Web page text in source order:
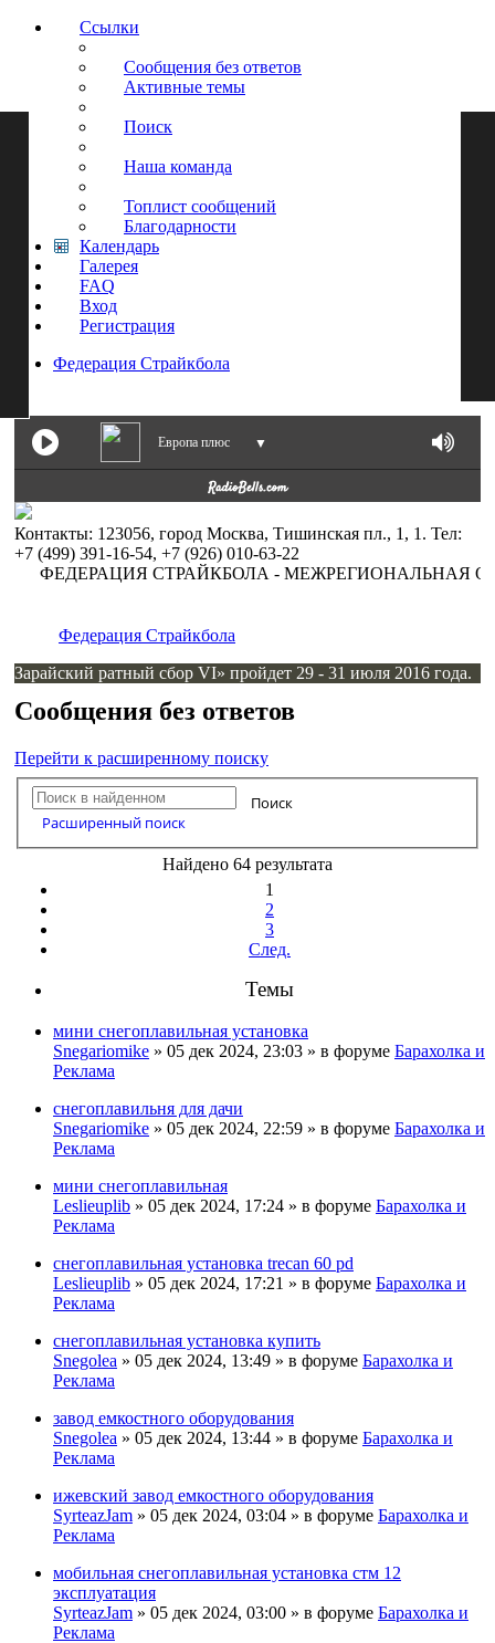
Ссылки
Сообщения без ответов
Активные темы
Поиск
Наша команда
Топлист сообщений
Благодарности
Календарь
Галерея
FAQ
Вход
Регистрация
Федерация Страйкбола
Европа плюс ▼
Контакты: 123056, город Москва, Тишинская пл., 1, 1. Тел:
+7 (499) 391-16-54, +7 (926) 010-63-22
ФЕДЕРАЦИЯ СТРАЙКБОЛА - МЕЖРЕГИОНАЛЬНАЯ
Федерация Страйкбола
Зарайский ратный сбор VI» пройдет 29 - 31 июля 2016 года.
Сообщения без ответов
Перейти к расширенному поиску
Поиск
Расширенный поиск
Найдено 64 результата
1
2
3
След.
Темы
мини снегоплавильная установка
Snegariomike » 05 дек 2024, 23:03 » в форуме Барахолка и
Реклама
снегоплавильня для дачи
Snegariomike » 05 дек 2024, 22:59 » в форуме Барахолка и
Реклама
мини снегоплавильная
Leslieuplib » 05 дек 2024, 17:24 » в форуме Барахолка и
Реклама
снегоплавильная установка trecan 60 pd
Leslieuplib » 05 дек 2024, 17:21 » в форуме Барахолка и
Реклама
снегоплавильная установка купить
Snegolea » 05 дек 2024, 13:49 » в форуме Барахолка и
Реклама
завод емкостного оборудования
Snegolea » 05 дек 2024, 13:44 » в форуме Барахолка и
Реклама
ижевский завод емкостного оборудования
SyrteazJam » 05 дек 2024, 03:04 » в форуме Барахолка и
Реклама
мобильная снегоплавильная установка стм 12
эксплуатация
SyrteazJam » 05 дек 2024, 03:00 » в форуме Барахолка и
Реклама